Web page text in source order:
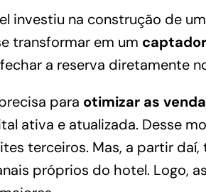
investiu na construção de um
transformar em um captador
a reserva diretamente
para otimizar as
ativa e atualizada. Desse
terceiros. Mas, a partir
próprios do hotel. Logo,